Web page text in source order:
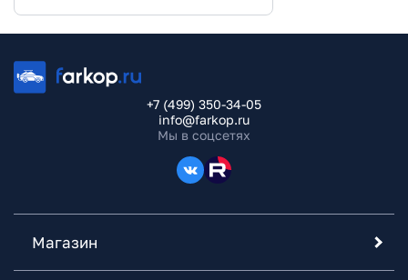
+7 (499) 350-34-05
info@farkop.ru
Мы в соцсетях
Магазин